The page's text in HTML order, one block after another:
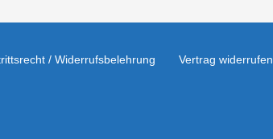
/ Widerrufsbelehrung Vertrag widerrufen